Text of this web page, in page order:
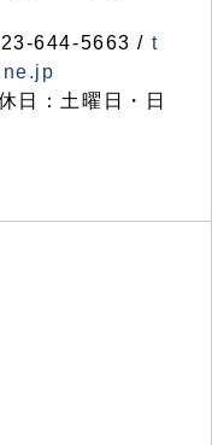
644-5663 / t
日：土曜日・日